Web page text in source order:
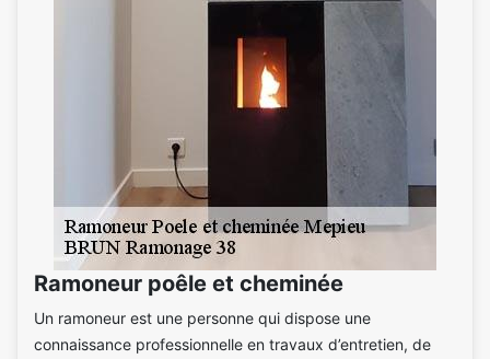
Ramoneur poêle et cheminée
Un ramoneur est une personne qui dispose une
connaissance professionnelle en travaux d’entretien, de